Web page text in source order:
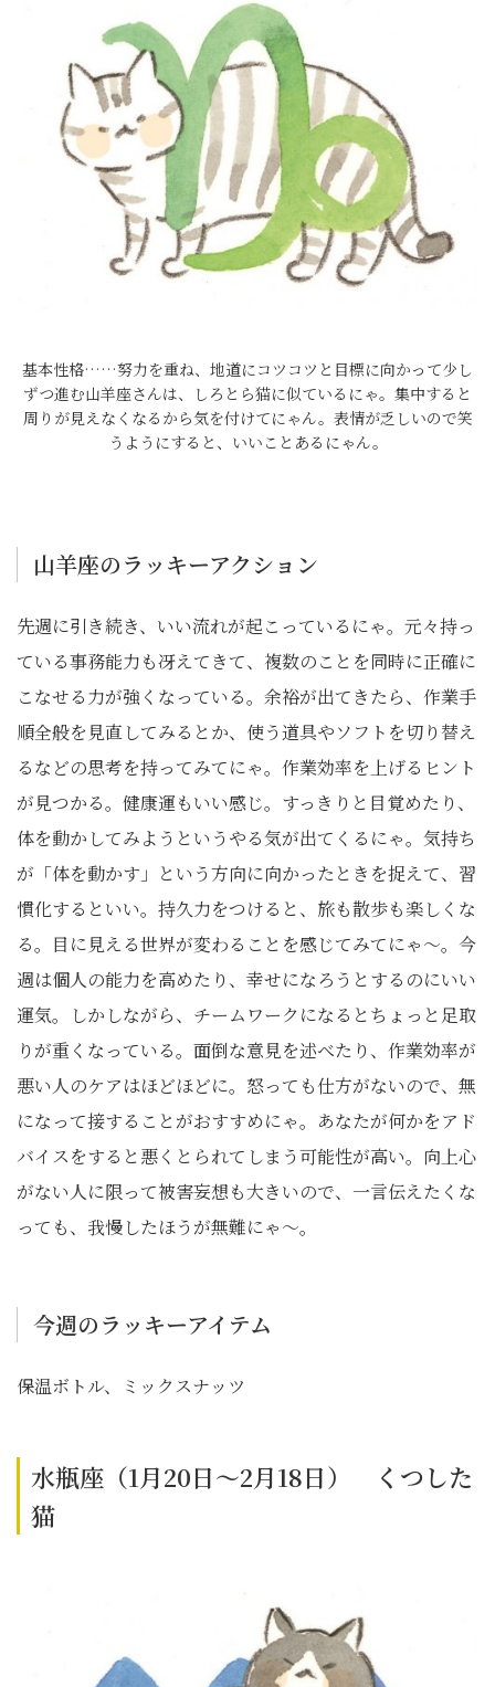
基本性格……努力を重ね、地道にコツコツと目標に向かって少し
ずつ進む山羊座さんは、しろとら猫に似ているにゃ。集中すると
周りが見えなくなるから気を付けてにゃん。表情が乏しいので笑
うようにすると、いいことあるにゃん。
山羊座のラッキーアクション
先週に引き続き、いい流れが起こっているにゃ。元々持っ
ている事務能力も冴えてきて、複数のことを同時に正確に
こなせる力が強くなっている。余裕が出てきたら、作業手
順全般を見直してみるとか、使う道具やソフトを切り替え
るなどの思考を持ってみてにゃ。作業効率を上げるヒント
が見つかる。健康運もいい感じ。すっきりと目覚めたり、
体を動かしてみようというやる気が出てくるにゃ。気持ち
が「体を動かす」という方向に向かったときを捉えて、習
慣化するといい。持久力をつけると、旅も散歩も楽しくな
る。目に見える世界が変わることを感じてみてにゃ〜。今
週は個人の能力を高めたり、幸せになろうとするのにいい
運気。しかしながら、チームワークになるとちょっと足取
りが重くなっている。面倒な意見を述べたり、作業効率が
悪い人のケアはほどほどに。怒っても仕方がないので、無
になって接することがおすすめにゃ。あなたが何かをアド
バイスをすると悪くとられてしまう可能性が高い。向上心
がない人に限って被害妄想も大きいので、一言伝えたくな
っても、我慢したほうが無難にゃ〜。
今週のラッキーアイテム
保温ボトル、ミックスナッツ
水瓶座（1月20日～2月18日） くつした
猫